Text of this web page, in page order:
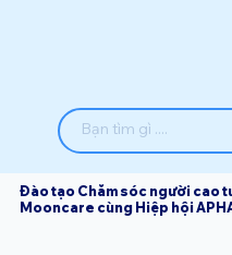
Đào tạo Chăm sóc người cao
Mooncare cùng Hiệp hội